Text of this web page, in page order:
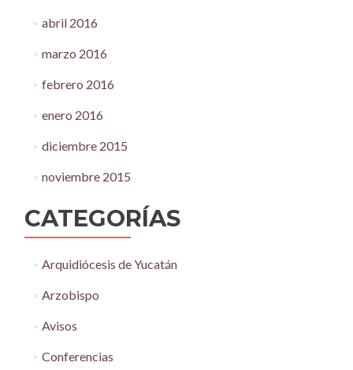
abril 2016
marzo 2016
febrero 2016
enero 2016
diciembre 2015
noviembre 2015
CATEGORÍAS
Arquidiócesis de Yucatán
Arzobispo
Avisos
Conferencias